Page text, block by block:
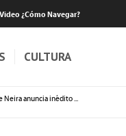
Video ¿Cómo Navegar?
CULTURA
anuncia inédito ...